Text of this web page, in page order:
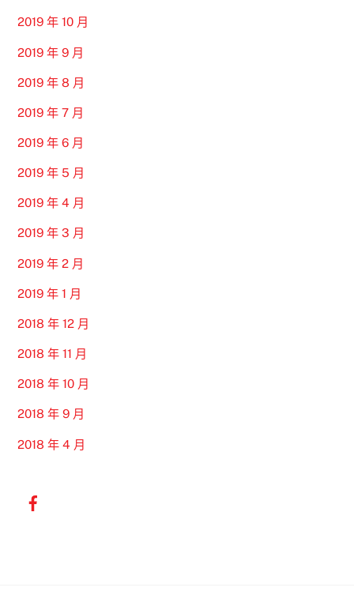
2019 年 10 月
2019 年 9 月
2019 年 8 月
2019 年 7 月
2019 年 6 月
2019 年 5 月
2019 年 4 月
2019 年 3 月
2019 年 2 月
2019 年 1 月
2018 年 12 月
2018 年 11 月
2018 年 10 月
2018 年 9 月
2018 年 4 月